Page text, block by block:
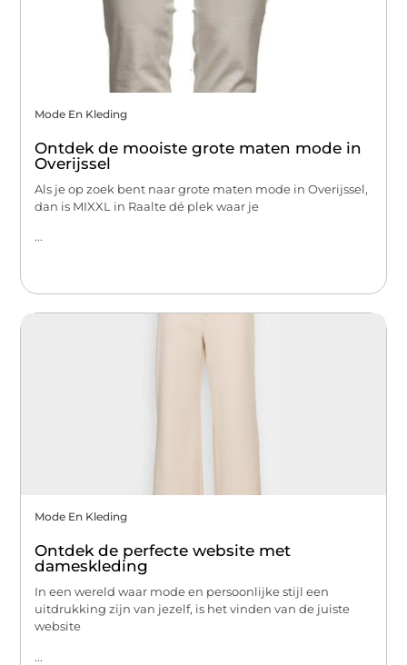
Mode En Kleding
Ontdek de mooiste grote maten mode in
Overijssel
Als je op zoek bent naar grote maten mode in Overijssel,
dan is MIXXL in Raalte dé plek waar je
...
Mode En Kleding
Ontdek de perfecte website met
dameskleding
In een wereld waar mode en persoonlijke stijl een
uitdrukking zijn van jezelf, is het vinden van de juiste
website
...